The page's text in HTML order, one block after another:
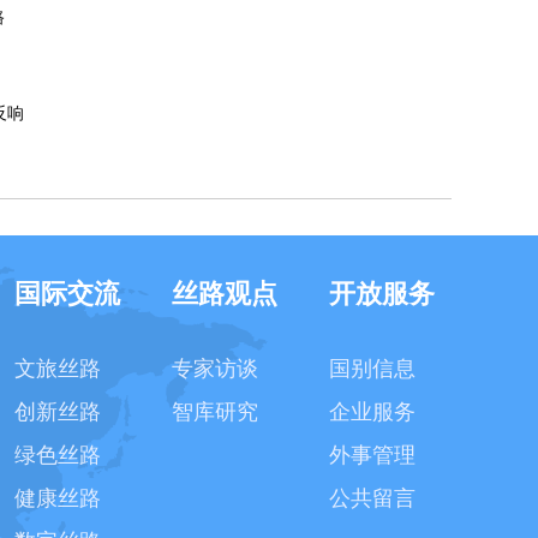
响
国际交流
文旅丝路
创新丝路
绿色丝路
健康丝路
丝路观点
专家访谈
智库研究
开放服务
国别信息
企业服务
外事管理
公共留言